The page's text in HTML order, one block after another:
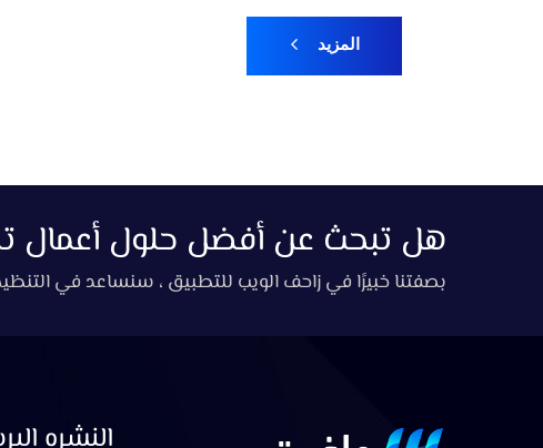
المزيد
هل تبحث عن أفضل حلول أعمال
بصفتنا خبيرًا في زاحف الويب للتطبيق ، سنساعد في
النشره